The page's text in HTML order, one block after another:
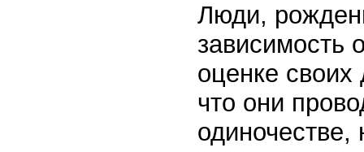
Люди,
зависимость
оценке своих
что они
одиночестве,